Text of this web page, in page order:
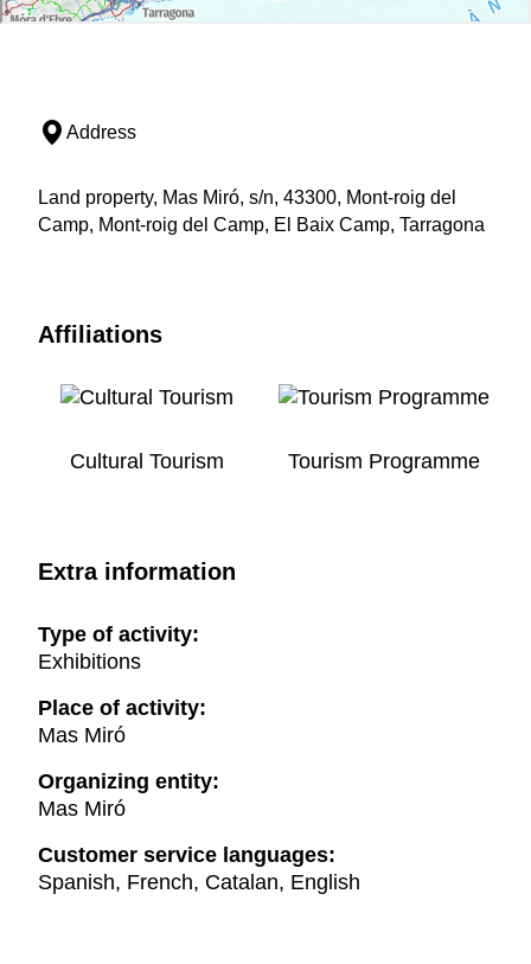
Address
Land property, Mas Miró, s/n, 43300, Mont-roig del
Camp, Mont-roig del Camp, El Baix Camp, Tarragona
Affiliations
Cultural Tourism Tourism Programme
Extra information
Type of activity:
Exhibitions
Place of activity:
Mas Miró
Organizing entity:
Mas Miró
Customer service languages:
Spanish, French, Catalan, English